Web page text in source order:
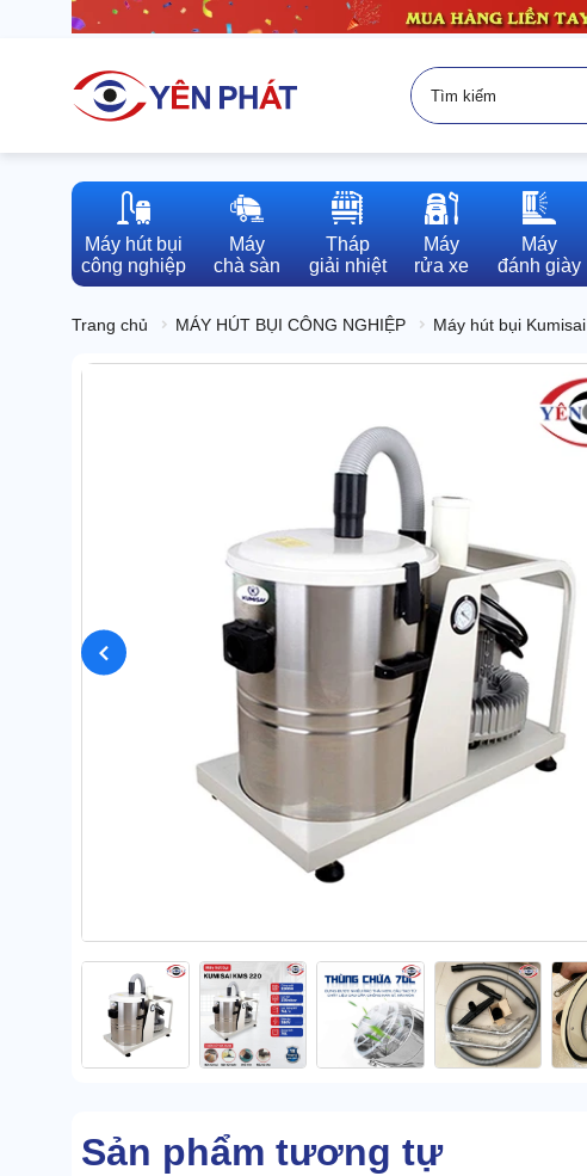
Máy hút bụi
công nghiệp
Máy
chà sàn
Tháp
giải nhiệt
Máy
rửa xe
Máy
đánh giày
Trang chủ MÁY HÚT BỤI CÔNG NGHIỆP Máy hút bụi Kumisai
Sản phẩm tương tự